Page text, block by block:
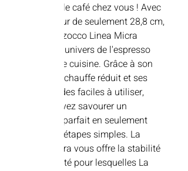
Apportez le café chez vous ! Avec
une largeur de seulement 28,8 cm,
la La Marzocco Linea Micra
introduit l'univers de l'espresso
dans votre cuisine. Grâce à son
temps de chauffe réduit et ses
commandes faciles à utiliser,
vous pouvez savourer un
espresso parfait en seulement
quelques étapes simples. La
Linea Micra vous offre la stabilité
et la qualité pour lesquelles La